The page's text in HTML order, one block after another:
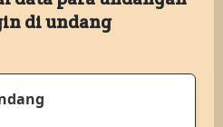
di undang